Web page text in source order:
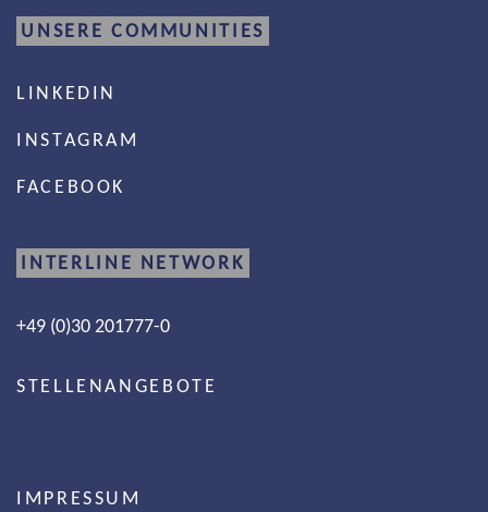
UNSERE COMMUNITIES
LINKEDIN
INSTAGRAM
FACEBOOK
INTERLINE NETWORK
+49 (0)30 201777-0
STELLENANGEBOTE
IMPRESSUM